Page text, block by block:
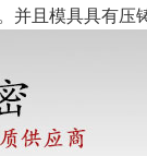
并且模具具有压